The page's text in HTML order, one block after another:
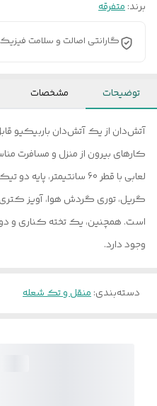
برند:متفرقه
گارانتی اصالت و سلامت
توضیحات مشخصات
آتش‌دان از یک آتش‌دان باربیکیو
کارهای بیرون از منزل و مسافرت
گریل، توری گردش هوا، آویز
است. همچنین، یک تخته کناری و
وجود دارد.
دسته‌بندی:منقل و تک شعله